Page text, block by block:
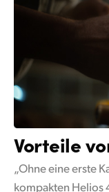
Vorteile
„Ohne eine erste
kompakten Helios